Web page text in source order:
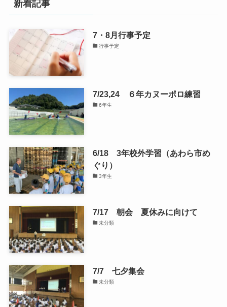
新着記事
7・8月行事予定
行事予定
7/23,24 ６年カヌーポロ練習
6年生
6/18 3年校外学習（あわら市め
ぐり）
3年生
7/17 朝会 夏休みに向けて
未分類
7/7 七夕集会
未分類